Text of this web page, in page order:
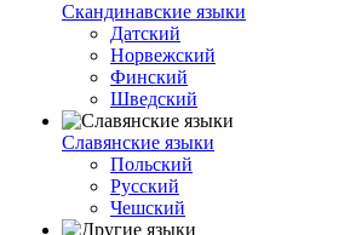
Скандинавские языки
Датский
Норвежский
Финский
Шведский
Славянские языки
Польский
Русский
Чешский